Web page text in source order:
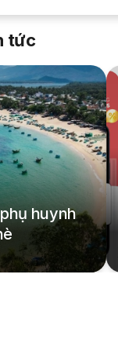
tức
huynh